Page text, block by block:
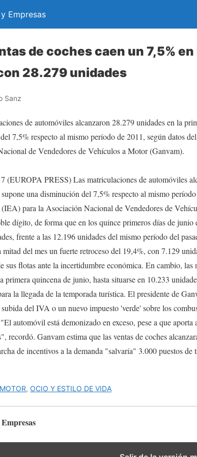
Empresas
de coches caen un 7,5%
28.279 unidades
Sanz
de automóviles alcanzaron 28.279 unidades en la
7,5% respecto al mismo período de 2011, según datos
de Vendedores de Vehículos a Motor (Ganvam).
PRESS) Las matriculaciones de automóviles
una disminución del 7,5% respecto al mismo
para la Asociación Nacional de Vendedores de
dígito, de forma que en los quince primeros días de
frente a las 12.196 unidades del mismo período del
del mes un fuerte retroceso del 19,4%, con 7.129
sus flotas ante la incertidumbre económica. En cambio,
primera quincena de junio, hasta situarse en 10.233
la llegada de la temporada turística. El presidente de
del IVA o un nuevo impuesto 'verde' sobre los
automóvil está demonizado en exceso, pese a que
recordó. Ganvam estima que las ventas de coches
de incentivos a la demanda "salvaría" 3.000 puestos de
MOTOR, OCIO Y ESTILO DE VIDA